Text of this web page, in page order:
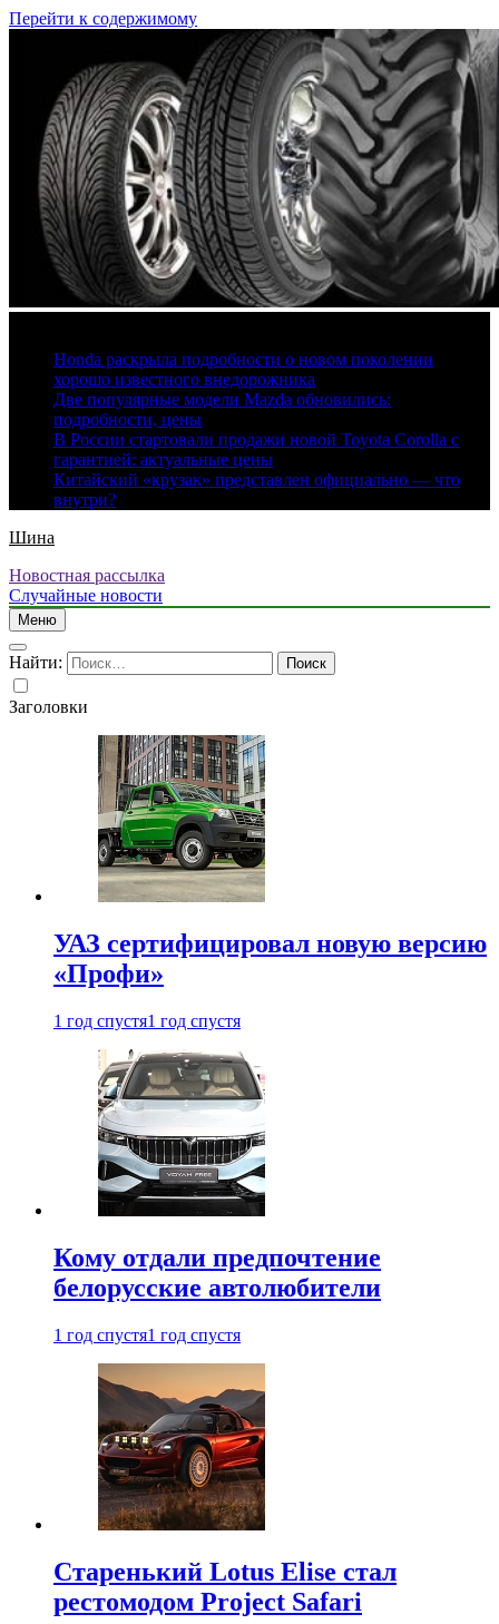
Перейти к содержимому
Honda раскрыла подробности о новом поколении
хорошо известного внедорожника
Две популярные модели Mazda обновились:
подробности, цены
В России стартовали продажи новой Toyota Corolla с
гарантией: актуальные цены
Китайский «крузак» представлен официально — что
внутри?
Шина
Новостная рассылка
Случайные новости
Меню
Найти:
Заголовки
УАЗ сертифицировал новую версию
«Профи»
1 год спустя1 год спустя
Кому отдали предпочтение
белорусские автолюбители
1 год спустя1 год спустя
Старенький Lotus Elise стал
рестомодом Project Safari